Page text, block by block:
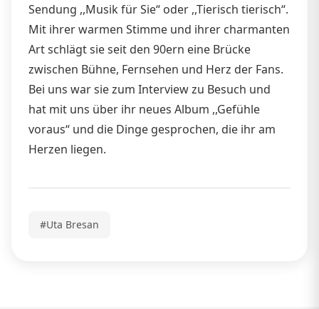
Sendung ,,Musik für Sie“ oder ,,Tierisch tierisch“.
Mit ihrer warmen Stimme und ihrer charmanten
Art schlägt sie seit den 90ern eine Brücke
zwischen Bühne, Fernsehen und Herz der Fans.
Bei uns war sie zum Interview zu Besuch und
hat mit uns über ihr neues Album ,,Gefühle
voraus“ und die Dinge gesprochen, die ihr am
Herzen liegen.
#Uta Bresan